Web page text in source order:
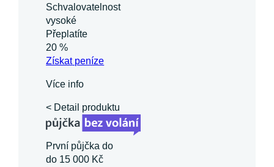
Schvalovatelnost
vysoké
Přeplatíte
20 %
Získatpeníze
Více info
< Detail produktu
První půjčka do
do 15 000 Kč